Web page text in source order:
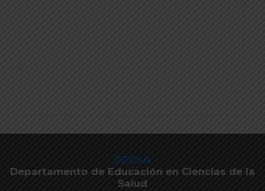
DECSA
Departamento de Educación en Ciencias de la
Salud